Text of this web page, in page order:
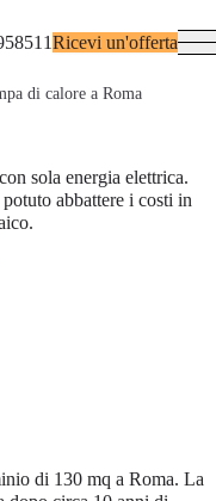
Ricevi un'offerta
di calore a Roma
sola energia elettrica.
abbattere i costi in
di 130 mq a Roma. La